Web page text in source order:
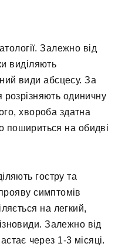
Залежно від
виділяють
види абсцесу. За
розрізняють одиничну
хвороба здатна
пошириться на обидві
гостру та
симптомів
на легкий,
Залежно від
через 1-3 місяці.